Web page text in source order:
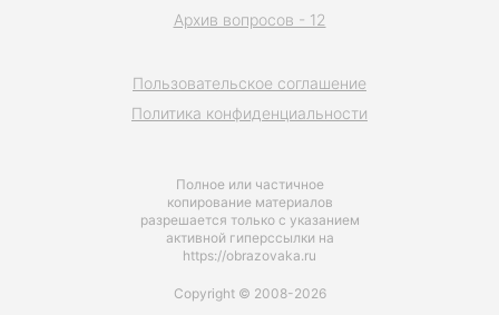
Полное или частичное
копирование материалов
разрешается только с указанием
активной гиперссылки на
https://obrazovaka.ru
Пользовательское соглашение
Политика конфиденциальности
Архив вопросов - 12
Copyright © 2008-2026